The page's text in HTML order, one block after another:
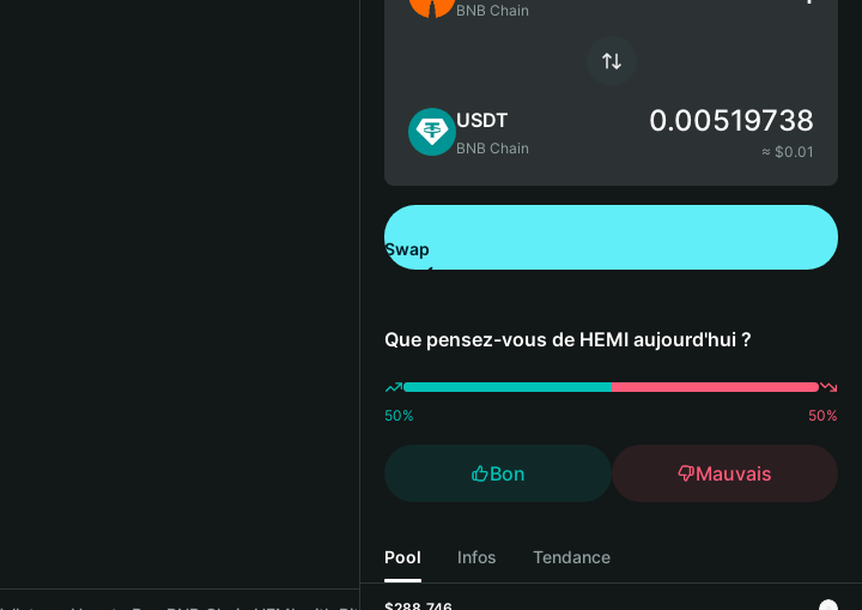
BNB Chain
USDT
BNB Chain
0.00519738
≈ $0.01
Swap
Que pensez-vous de HEMI aujourd'hui ?
50% 50%
Bon Mauvais
Pool Infos Tendance